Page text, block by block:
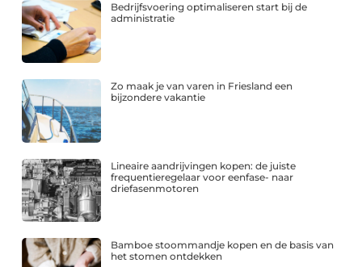
Bedrijfsvoering optimaliseren start bij de
administratie
Zo maak je van varen in Friesland een
bijzondere vakantie
Lineaire aandrijvingen kopen: de juiste
frequentieregelaar voor eenfase- naar
driefasenmotoren
Bamboe stoommandje kopen en de basis van
het stomen ontdekken